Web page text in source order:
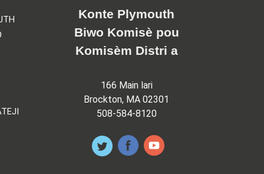
Konte Plymouth
Biwo Komisè pou
Komisèm Distri a
166 Main lari
Brockton, MA 02301
508-584-8120